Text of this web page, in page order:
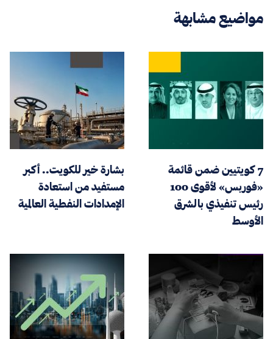
مواضيع مشابهة
7 كويتيين ضمن قائمة
«فوربس» لأقوى 100
رئيس تنفيذي بالشرق
الأوسط
بشارة خير للكويت.. أكبر
مستفيد من استعادة
الإمدادات النفطية العالمية